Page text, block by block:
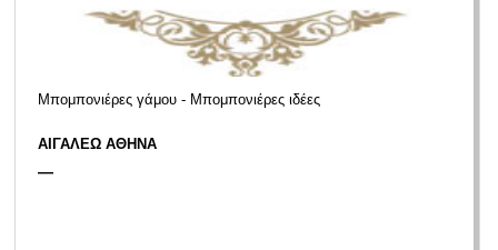
Μπομπονιέρες γάμου - Μπομπονιέρες ιδέες
ΑΙΓΑΛΕΩ ΑΘΗΝΑ
—